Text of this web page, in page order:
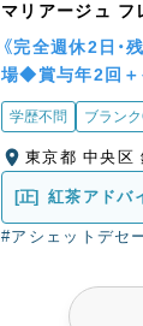
マリアージュ フ
《完全週休2日
場◆賞与年2回
学歴不問 ブラン
[正]
紅茶アドバ
タッフ）
#アシェットデセ